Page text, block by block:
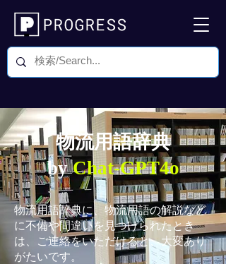
物流用語辞典
byChat-GPT4o
物流用語辞典に、物流用語の解説など
に不備や間違いを見つけられたとき
は、ご連絡をいただけると、大変あり
がたいです。